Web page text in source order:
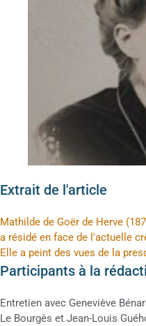
Extrait de l'article
Mathilde de Goër de Herve
a résidé en face de l'actuelle
Elle a peint des vues de la
Participants à la
Entretien avec Geneviève
Le Bourgès et Jean-Louis